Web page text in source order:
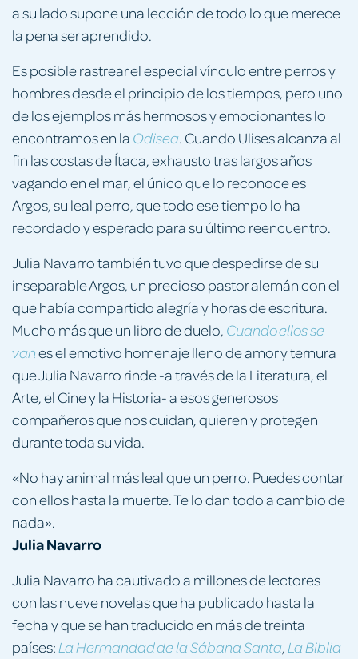
a su lado supone una lección de todo lo que merece
la pena ser aprendido.
Es posible rastrear el especial vínculo entre perros y
hombres desde el principio de los tiempos, pero uno
de los ejemplos más hermosos y emocionantes lo
encontramos en la Odisea. Cuando Ulises alcanza al
fin las costas de Ítaca, exhausto tras largos años
vagando en el mar, el único que lo reconoce es
Argos, su leal perro, que todo ese tiempo lo ha
recordado y esperado para su último reencuentro.
Julia Navarro también tuvo que despedirse de su
inseparable Argos, un precioso pastor alemán con el
que había compartido alegría y horas de escritura.
Mucho más que un libro de duelo, Cuando ellos se
vanes el emotivo homenaje lleno de amor y ternura
que Julia Navarro rinde -a través de la Literatura, el
Arte, el Cine y la Historia- a esos generosos
compañeros que nos cuidan, quieren y protegen
durante toda su vida.
«No hay animal más leal que un perro. Puedes contar
con ellos hasta la muerte. Te lo dan todo a cambio de
nada».
Julia Navarro
Julia Navarro ha cautivado a millones de lectores
con las nueve novelas que ha publicado hasta la
fecha y que se han traducido en más de treinta
países:La Hermandad de la Sábana Santa,La Biblia